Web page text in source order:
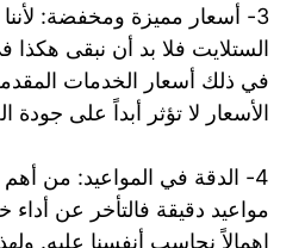
3- أسعار مميزة ومخفضة:
الستلايت فلا بد أن نبقى هكذا
في ذلك أسعار الخدمات المقدمة
الأسعار لا تؤثر أبداً على جودة
4- الدقة في المواعيد: من أهم
مواعيد دقيقة فالتأخر عن أداء
إهمالاً نحاسب أنفسنا عليه.